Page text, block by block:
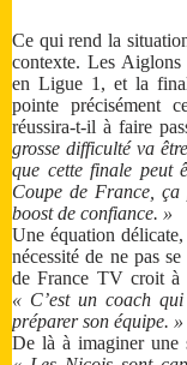
Ce qui rend la
contexte. Les Aiglons
en Ligue 1, et la
pointe précisément
réussira-t-il à faire
grosse difficulté va
que cette finale peut
Coupe de France,
boost de confiance. »
Une équation
nécessité de ne pas
de France TV croit
« C’est un coach
préparer son équipe. »
De là à imaginer une